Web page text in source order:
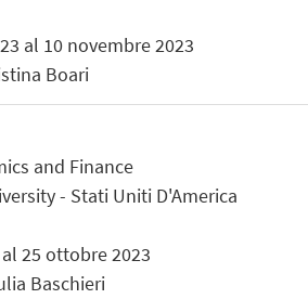
al 10 novembre 2023
Boari
and Finance
- Stati Uniti D'America
25 ottobre 2023
Baschieri